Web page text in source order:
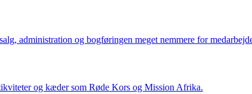
administration og bogføringen meget nemmere for
og kæder som Røde Kors og Mission Afrika.